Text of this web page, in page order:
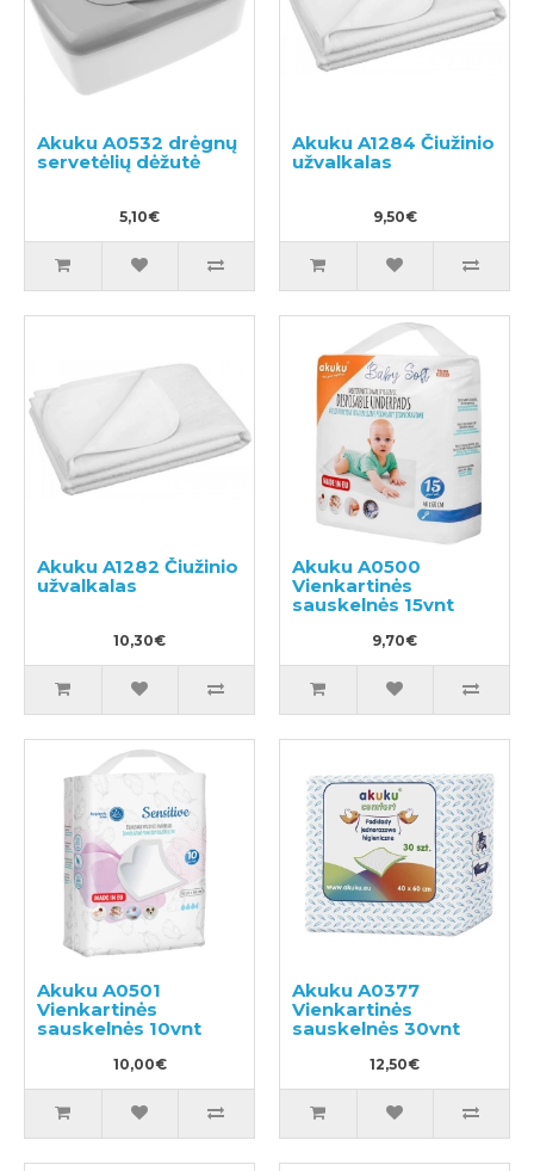
Akuku A0532 drėgnų
servetėlių dėžutė
5,10€
Akuku A1284 Čiužinio
užvalkalas
9,50€
Akuku A1282 Čiužinio
užvalkalas
10,30€
Akuku A0500
Vienkartinės
sauskelnės 15vnt
9,70€
Akuku A0501
Vienkartinės
sauskelnės 10vnt
10,00€
Akuku A0377
Vienkartinės
sauskelnės 30vnt
12,50€